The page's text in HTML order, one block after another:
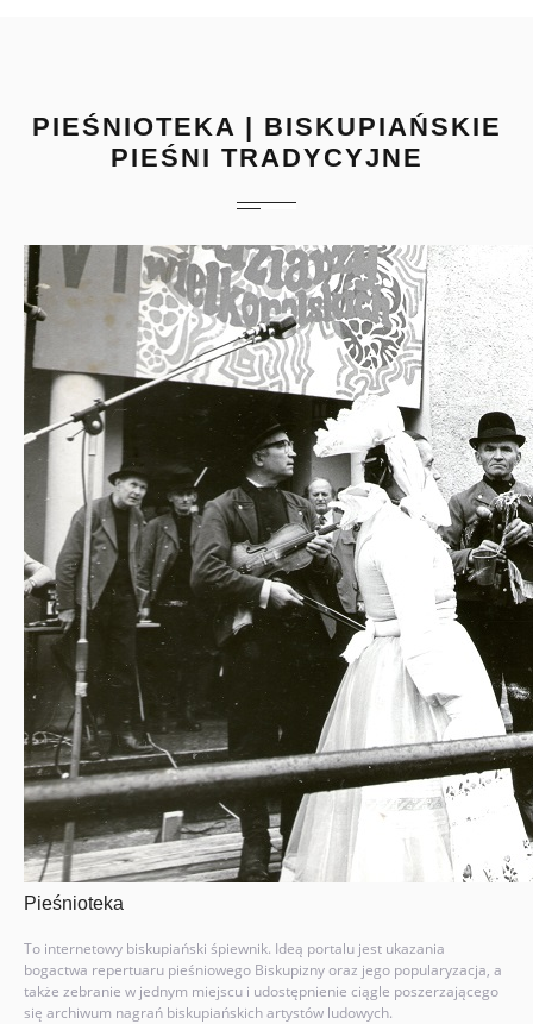
PIEŚNIOTEKA | BISKUPIAŃSKIE
PIEŚNI TRADYCYJNE
Pieśnioteka
To internetowy biskupiański śpiewnik. Ideą portalu jest ukazania
bogactwa repertuaru pieśniowego Biskupizny oraz jego popularyzacja, a
także zebranie w jednym miejscu i udostępnienie ciągle poszerzającego
się archiwum nagrań biskupiańskich artystów ludowych.